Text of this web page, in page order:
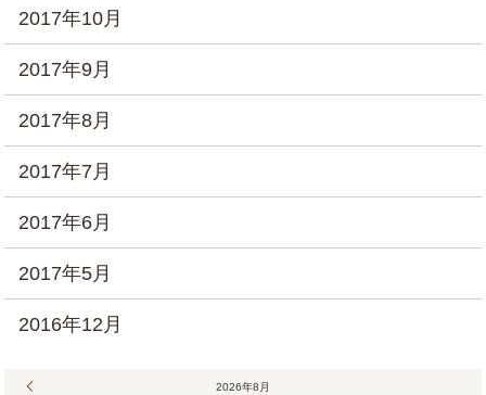
2017年10月
2017年9月
2017年8月
2017年7月
2017年6月
2017年5月
2016年12月
2026年8月